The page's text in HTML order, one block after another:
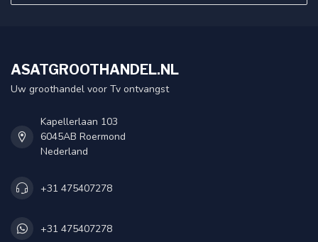
ASATGROOTHANDEL.NL
Uw groothandel voor Tv ontvangst
Kapellerlaan 103
6045AB Roermond
Nederland
+31 475407278
+31 475407278